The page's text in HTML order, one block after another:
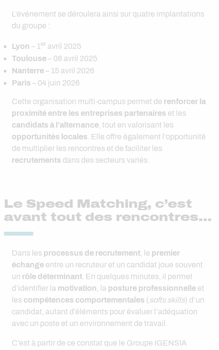
L’événement se déroulera ainsi sur quatre implantations
du groupe :
Lyon – 1 er avril 2025
Toulouse– 08 avril 2025
Nanterre– 15 avril 2026
Paris – 04 juin 2026
Cette organisation multi-campus permet de renforcer la
proximité entre les entreprises partenaires et les
candidats à l’alternance , tout en valorisant les
opportunités locales . Elle offre également l’opportunité
de multiplier les rencontres et de faciliter les
recrutements dans des secteurs variés.
Le Speed Matching, c’est
avant tout des rencontres…
Dans les processus de recrutement , le premier
échange entre un recruteur et un candidat joue souvent
un rôle déterminant . En quelques minutes, il permet
d’identifier la motivation , la posture professionnelle et
les compétences comportementales (softs skills) d’un
candidat, autant d’éléments pour évaluer l’adéquation
avec un poste et un environnement de travail.
C’est à partir de ce constat que le Groupe IGENSIA